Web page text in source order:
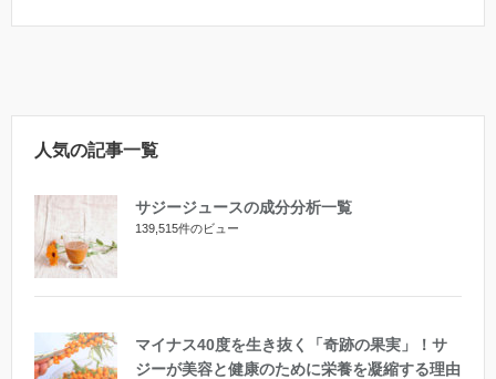
人気の記事一覧
サジージュースの成分分析一覧
139,515件のビュー
マイナス40度を生き抜く「奇跡の果実」！サ
ジーが美容と健康のために栄養を凝縮する理由